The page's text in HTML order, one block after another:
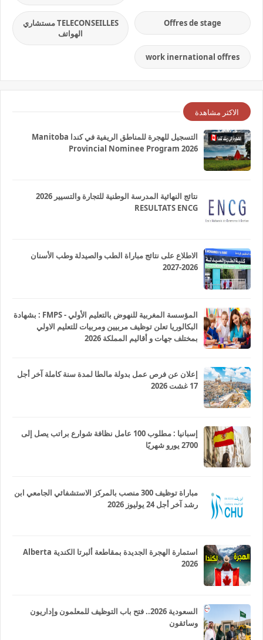
Offres de stage
TELECONSEILLES مستشاري
الهواتف
work inernational offres
الاكثر مشاهدة
التسجيل للهجرة للمناطق الريفية في كندا Manitoba
Provincial Nominee Program 2026
نتائج النهائية المدرسة الوطنية للتجارة والتسيير 2026
RESULTATS ENCG
الاطلاع على نتائج مباراة الطب والصيدلة وطب الأسنان
2026-2027
المؤسسة المغربية للنهوض بالتعليم الأولي - FMPS : بشهادة
البكالوريا تعلن توظيف مربيين ومربيات للتعليم الاولي
بمختلف جهات و أقاليم المملكة 2026
إعلان عن فرص عمل بدولة مالطا لمدة سنة كاملة آخر أجل
17 غشت 2026
إسبانيا : مطلوب 100 عامل نظافة شوارع براتب يصل إلى
2700 يورو شهريًا
مباراة توظيف 300 منصب بالمركز الاستشفائي الجامعي ابن
رشد آخر أجل 24 يوليوز 2026
استمارة الهجرة الجديدة بمقاطعة ألبرتا الكندية Alberta
2026
السعودية 2026.. فتح باب التوظيف للمعلمون وإداريون
وسائقون